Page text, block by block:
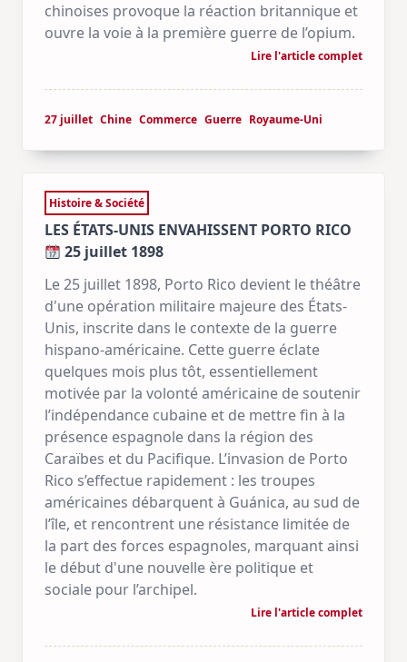
chinoises provoque la réaction britannique et
ouvre la voie à la première guerre de l’opium.
Lire l'article complet
27 juillet Chine Commerce Guerre Royaume-Uni
Histoire & Société
LES ÉTATS-UNIS ENVAHISSENT PORTO RICO
25 juillet 1898
Le 25 juillet 1898, Porto Rico devient le théâtre
d'une opération militaire majeure des États-
Unis, inscrite dans le contexte de la guerre
hispano-américaine. Cette guerre éclate
quelques mois plus tôt, essentiellement
motivée par la volonté américaine de soutenir
l’indépendance cubaine et de mettre fin à la
présence espagnole dans la région des
Caraïbes et du Pacifique. L’invasion de Porto
Rico s’effectue rapidement : les troupes
américaines débarquent à Guánica, au sud de
l’île, et rencontrent une résistance limitée de
la part des forces espagnoles, marquant ainsi
le début d'une nouvelle ère politique et
sociale pour l’archipel.
Lire l'article complet